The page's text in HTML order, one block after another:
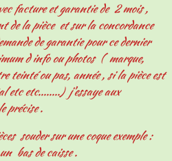
facture et garantie de 2 mois ,
de la pièce et sur la concordance
de garantie pour ce dernier
d info ou photos ( marque,
teinté ou pas, année , si la pièce est
etc etc........) j'essaye aux
précise .
souder sur une coque exemple :
bas de caisse .